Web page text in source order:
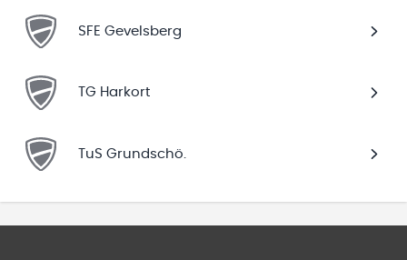
SFE Gevelsberg
TG Harkort
TuS Grundschö.